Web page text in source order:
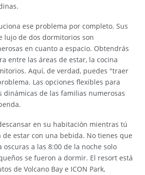
ese problema por completo. Sus
lujo de dos dormitorios son
en cuanto a espacio. Obtendrás
entre las áreas de estar, la cocina
Aquí, de verdad, puedes "traer
Las opciones flexibles para
dinámicas de las familias numerosas
en su habitación mientras tú
de estar con una bebida. No tienes que
a las 8:00 de la noche solo
se fueron a dormir. El resort está
de Volcano Bay e ICON Park,